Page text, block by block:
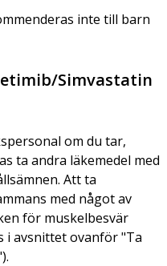
inte till barn
Simvastatin
om du tar,
ta andra läkemedel med
Att ta
med något av
för muskelbesvär
i avsnittet ovanför "Ta